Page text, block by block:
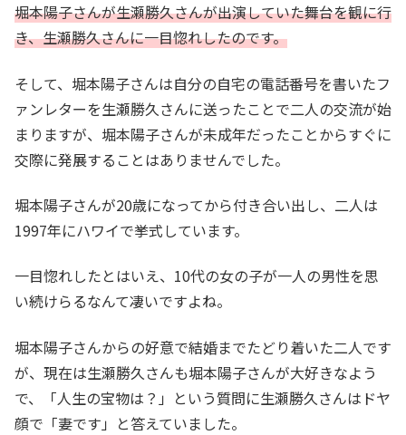
堀本陽子さんが生瀬勝久さんが出演していた舞台を観に行
き、生瀬勝久さんに一目惚れしたのです。
そして、堀本陽子さんは自分の自宅の電話番号を書いたフ
ァンレターを生瀬勝久さんに送ったことで二人の交流が始
まりますが、堀本陽子さんが未成年だったことからすぐに
交際に発展することはありませんでした。
堀本陽子さんが20歳になってから付き合い出し、二人は
1997年にハワイで挙式しています。
一目惚れしたとはいえ、10代の女の子が一人の男性を思
い続けらるなんて凄いですよね。
堀本陽子さんからの好意で結婚までたどり着いた二人です
が、現在は生瀬勝久さんも堀本陽子さんが大好きなよう
で、「人生の宝物は？」という質問に生瀬勝久さんはドヤ
顔で「妻です」と答えていました。